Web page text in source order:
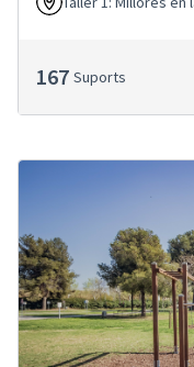
167 Suports